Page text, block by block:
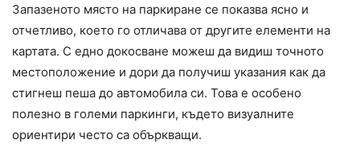
Запазеното място на паркиране се показва ясно и
отчетливо, което го отличава от другите елементи на
картата. С едно докосване можеш да видиш точното
местоположение и дори да получиш указания как да
стигнеш пеша до автомобила си. Това е особено
полезно в големи паркинги, където визуалните
ориентири често са объркващи.